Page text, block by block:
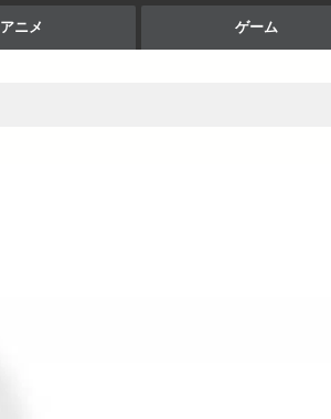
アニメ ゲーム